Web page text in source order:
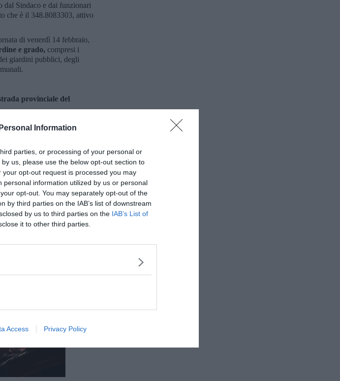
Information
parties, or processing of your personal or
us, please use the below opt-out section to
opt-out request is processed you may
information utilized by us or personal
opt-out. You may separately opt-out of the
by third parties on the IAB’s list of downstream
by us to third parties on the IAB’s List of
it to other third parties.
Access Privacy Policy
dal Sindaco e dai funzionari
che è il 348.8083303, attivo
di venerdì 14 febbraio,
e grado, compresi i
giardini pubblici, degli
provinciale del
del comando di
e Grosseto. Gli
a persone in difficoltà.
in alcune zone del
Azzurro a Rio dove i